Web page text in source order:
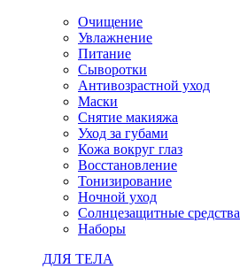
Очищение
Увлажнение
Питание
Сыворотки
Антивозрастной уход
Маски
Снятие макияжа
Уход за губами
Кожа вокруг глаз
Восстановление
Тонизирование
Ночной уход
Солнцезащитные средства
Наборы
ДЛЯ ТЕЛА